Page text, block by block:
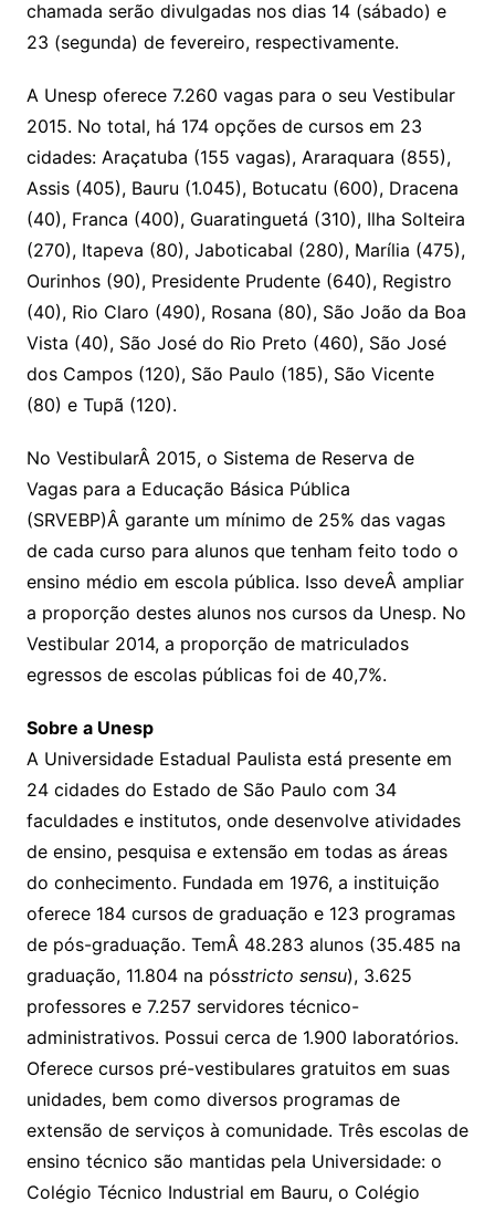
chamada serão divulgadas nos dias 14 (sábado) e
23 (segunda) de fevereiro, respectivamente.
A Unesp oferece 7.260 vagas para o seu Vestibular
2015. No total, há 174 opções de cursos em 23
cidades: Araçatuba (155 vagas), Araraquara (855),
Assis (405), Bauru (1.045), Botucatu (600), Dracena
(40), Franca (400), Guaratinguetá (310), Ilha Solteira
(270), Itapeva (80), Jaboticabal (280), Marília (475),
Ourinhos (90), Presidente Prudente (640), Registro
(40), Rio Claro (490), Rosana (80), São João da Boa
Vista (40), São José do Rio Preto (460), São José
dos Campos (120), São Paulo (185), São Vicente
(80) e Tupã (120).
No VestibularÂ 2015, o Sistema de Reserva de
Vagas para a Educação Básica Pública
(SRVEBP)Â garante um mínimo de 25% das vagas
de cada curso para alunos que tenham feito todo o
ensino médio em escola pública. Isso deveÂ ampliar
a proporção destes alunos nos cursos da Unesp. No
Vestibular 2014, a proporção de matriculados
egressos de escolas públicas foi de 40,7%.
Sobre a Unesp
A Universidade Estadual Paulista está presente em
24 cidades do Estado de São Paulo com 34
faculdades e institutos, onde desenvolve atividades
de ensino, pesquisa e extensão em todas as áreas
do conhecimento. Fundada em 1976, a instituição
oferece 184 cursos de graduação e 123 programas
de pós-graduação. TemÂ 48.283 alunos (35.485 na
graduação, 11.804 na pósstricto sensu), 3.625
professores e 7.257 servidores técnico-
administrativos. Possui cerca de 1.900 laboratórios.
Oferece cursos pré-vestibulares gratuitos em suas
unidades, bem como diversos programas de
extensão de serviços à comunidade. Três escolas de
ensino técnico são mantidas pela Universidade: o
Colégio Técnico Industrial em Bauru, o Colégio